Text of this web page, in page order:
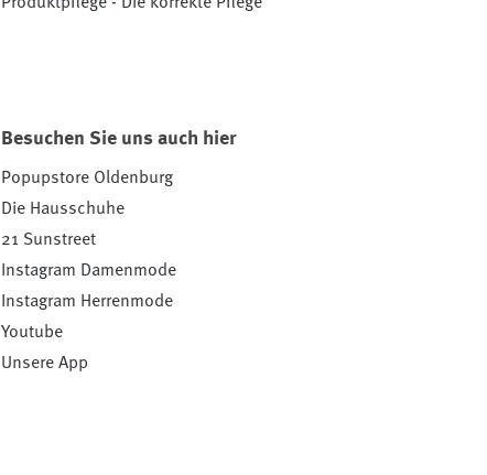
Besuchen Sie uns auch hier
Popupstore Oldenburg
Die Hausschuhe
21 Sunstreet
Instagram Damenmode
Instagram Herrenmode
Youtube
Unsere App